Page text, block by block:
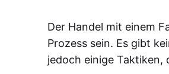
Der Handel mit einem
Prozess sein. Es gibt
jedoch einige Taktiken,